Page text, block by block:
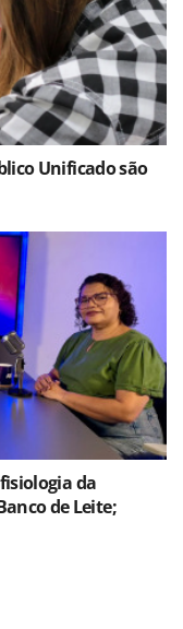
Unificado são
da
de Leite;